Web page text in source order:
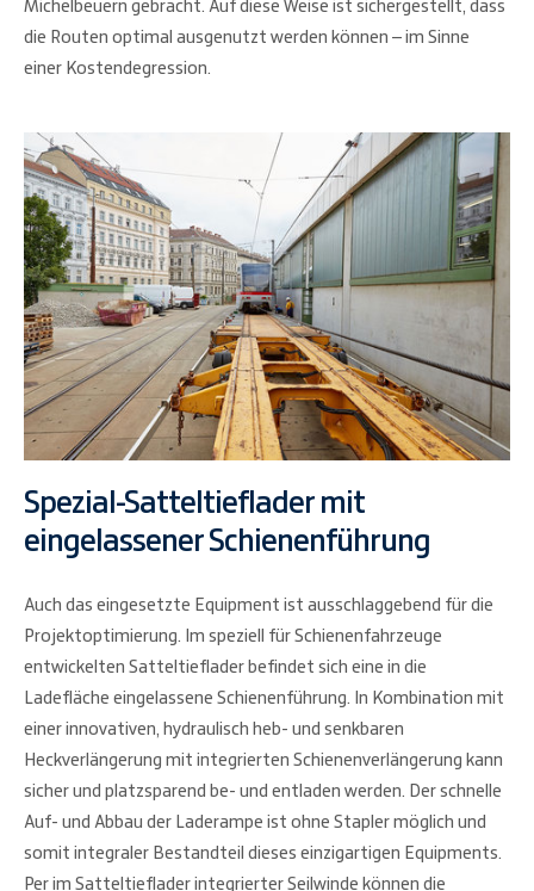
Michelbeuern gebracht. Auf diese Weise ist sichergestellt, dass
die Routen optimal ausgenutzt werden können – im Sinne
einer Kostendegression.
Spezial-Satteltieflader mit
eingelassener Schienenführung
Auch das eingesetzte Equipment ist ausschlaggebend für die
Projektoptimierung. Im speziell für Schienenfahrzeuge
entwickelten Satteltieflader befindet sich eine in die
Ladefläche eingelassene Schienenführung. In Kombination mit
einer innovativen, hydraulisch heb- und senkbaren
Heckverlängerung mit integrierten Schienenverlängerung kann
sicher und platzsparend be- und entladen werden. Der schnelle
Auf- und Abbau der Laderampe ist ohne Stapler möglich und
somit integraler Bestandteil dieses einzigartigen Equipments.
Per im Satteltieflader integrierter Seilwinde können die